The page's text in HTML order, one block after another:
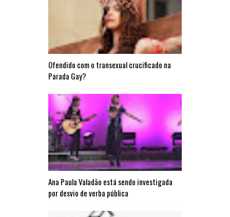
Ofendido com o transexual crucificado na
Parada Gay?
Ana Paula Valadão está sendo investigada
por desvio de verba pública